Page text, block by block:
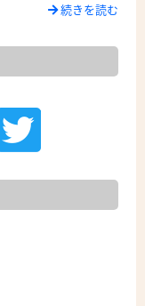
続きを読む